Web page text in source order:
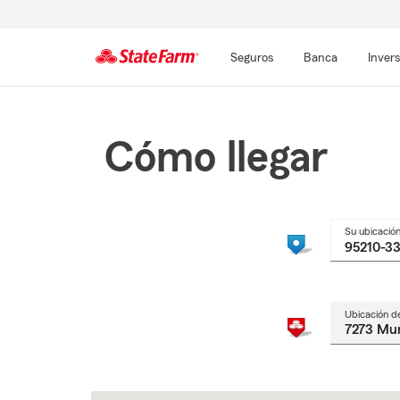
Seguros Banca
Cómo llegar
Su ubicación
Ubicación